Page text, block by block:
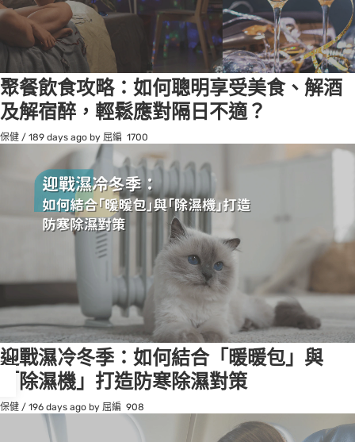
聚餐飲食攻略：如何聰明享受美食、解酒
及解宿醉，輕鬆應對隔日不適？
保健 / 189 days ago by 屈編 1700
迎戰濕冷冬季：如何結合「暖暖包」與
「除濕機」打造防寒除濕對策
保健 / 196 days ago by 屈編 908
24